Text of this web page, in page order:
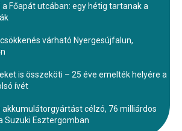
Főapát utcában: egy hétig tartanak a
várható Nyergesújfalun,
is összeköti – 25 éve emelték helyére a
ívét
akkumulátorgyártást célzó, 76 milliárdos
Suzuki Esztergomban